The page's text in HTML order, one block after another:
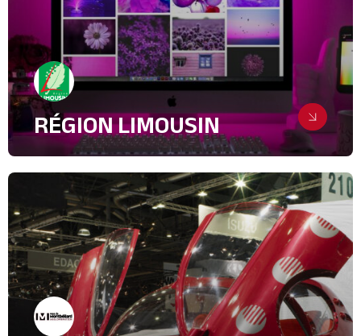
RÉGION LIMOUSIN
Bouclez vos valises, on part !
Relations Presse
Collectivités Territoriales